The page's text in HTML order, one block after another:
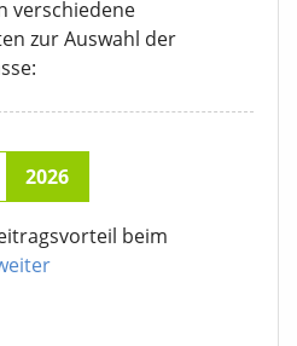
verschiedene
zur Auswahl der
2026
beim